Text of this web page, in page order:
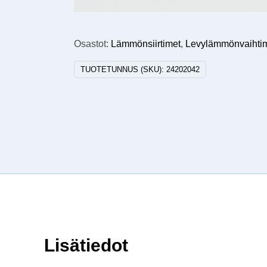
Osastot: Lämmönsiirtimet,
TUOTETUNNUS (SKU):24202042
Lisätiedot